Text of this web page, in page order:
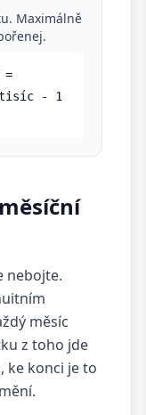
Maximálně
=
tisíc - 1
nebojte.
měsíc
z toho jde
ke konci je to